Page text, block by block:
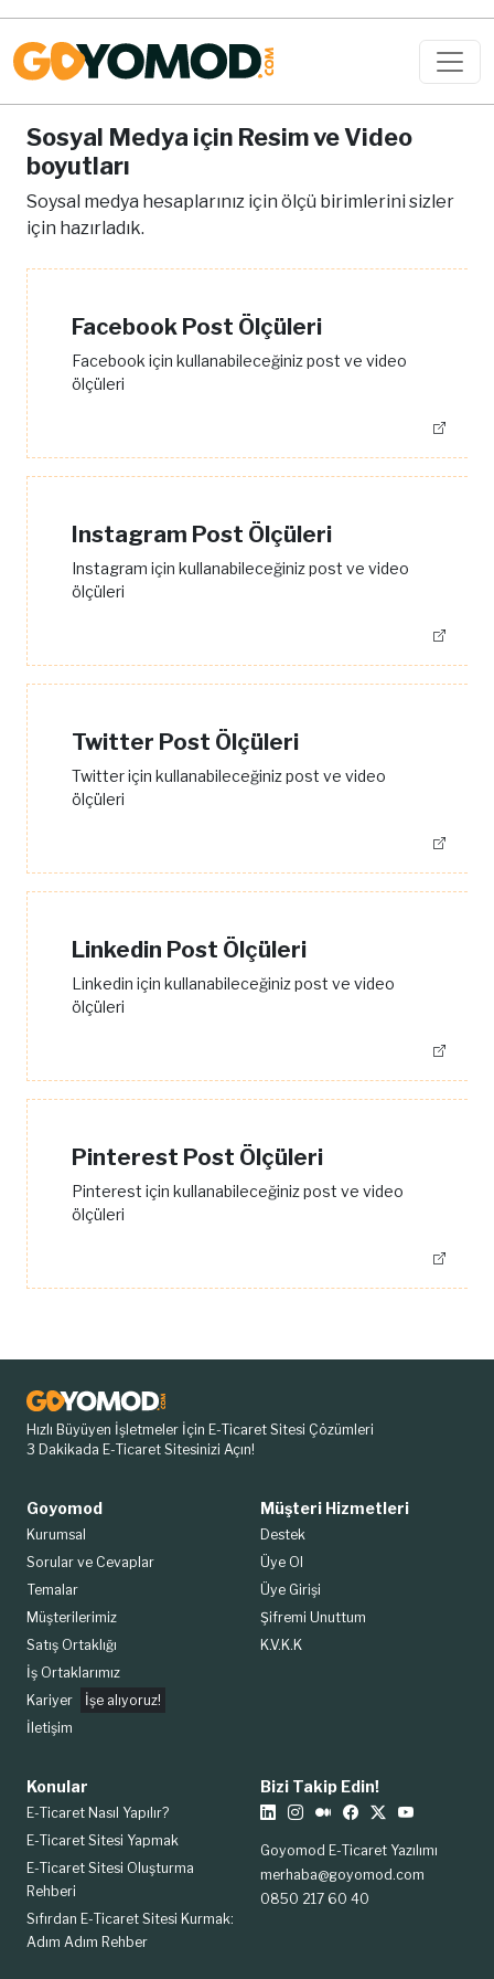
Sosyal Medya için Resim ve Video
boyutları
Soysal medya hesaplarınız için ölçü birimlerini sizler
için hazırladık.
Facebook Post Ölçüleri
Facebook için kullanabileceğiniz post ve video
ölçüleri
Instagram Post Ölçüleri
Instagram için kullanabileceğiniz post ve video
ölçüleri
Twitter Post Ölçüleri
Twitter için kullanabileceğiniz post ve video
ölçüleri
Linkedin Post Ölçüleri
Linkedin için kullanabileceğiniz post ve video
ölçüleri
Pinterest Post Ölçüleri
Pinterest için kullanabileceğiniz post ve video
ölçüleri
Hızlı Büyüyen İşletmeler İçin E-Ticaret Sitesi Çözümleri
3 Dakikada E-Ticaret Sitesinizi Açın!
Goyomod
Kurumsal
Sorular ve Cevaplar
Temalar
Müşterilerimiz
Satış Ortaklığı
İş Ortaklarımız
Kariyer
İşe alıyoruz!
İletişim
Müşteri Hizmetleri
Destek
Üye Ol
Üye Girişi
Şifremi Unuttum
K.V.K.K
Konular
E-Ticaret Nasıl Yapılır?
E-Ticaret Sitesi Yapmak
E-Ticaret Sitesi Oluşturma
Rehberi
Sıfırdan E-Ticaret Sitesi Kurmak:
Adım Adım Rehber
Bizi Takip Edin!
Goyomod E-Ticaret Yazılımı
merhaba@goyomod.com
0850 217 60 40